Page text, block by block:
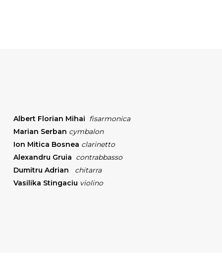
Albert Florian Mihai
fisarmonica
Marian Serban cymbalon
Ion Mitica Bosnea clarinetto
Alexandru Gruia contrabbasso
Dumitru Adrian
chitarra
Vasilika Stingaciu violino